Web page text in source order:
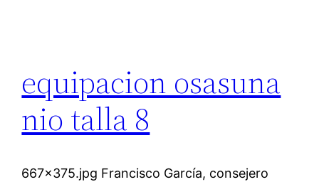
equipacion osasuna
nio talla 8
667×375.jpg Francisco García, consejero